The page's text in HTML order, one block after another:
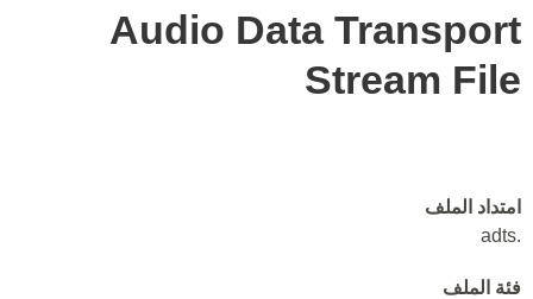
Audio Data Transport
Stream File
امتداد الملف
.adts
فئة الملف